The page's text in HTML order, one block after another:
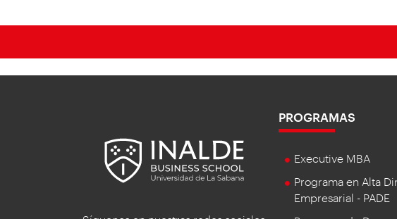
PROGRAMAS
Executive MBA
Programa en Alta
Empresarial - PADE